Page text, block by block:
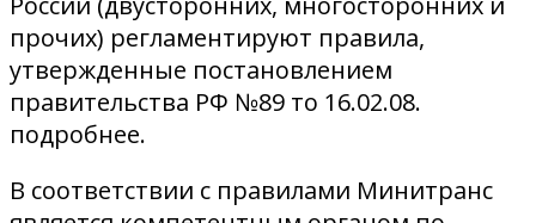
прочих) регламентируют правила,
утвержденные постановлением
правительства РФ №89 то 16.02.08.
подробнее.
В соответствии с правилами Минитранс